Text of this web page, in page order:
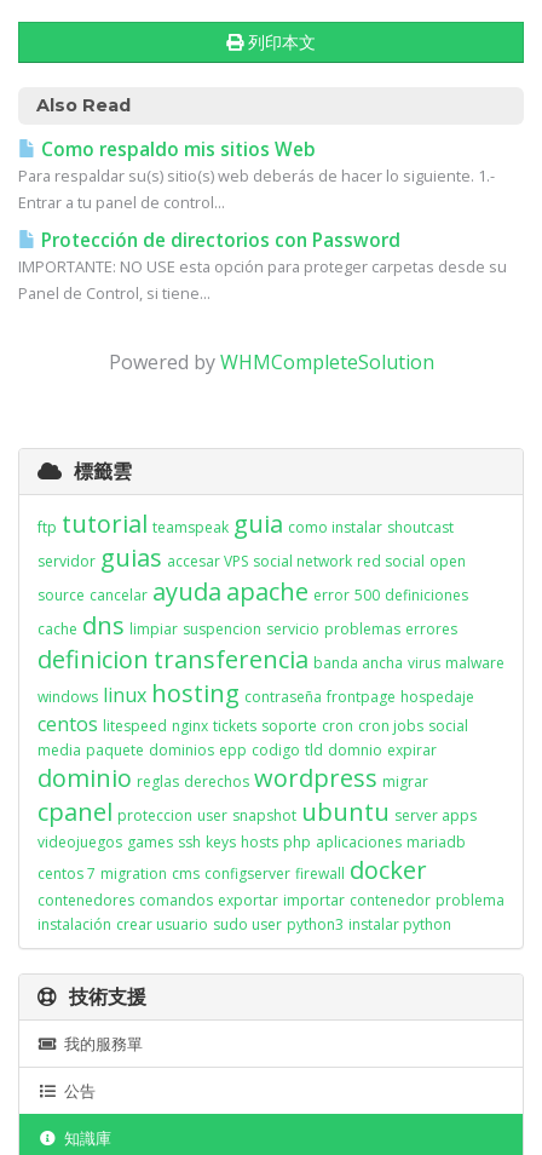
列印本文
Also Read
Como respaldo mis sitios Web
Para respaldar su(s) sitio(s) web deberás de hacer lo siguiente. 1.-
Entrar a tu panel de control...
Protección de directorios con Password
IMPORTANTE: NO USE esta opción para proteger carpetas desde su
Panel de Control, si tiene...
Powered byWHMCompleteSolution
標籤雲
ftp tutorial teamspeak guia como instalar shoutcast
servidor guias accesar VPS social network red social open
source cancelar ayuda apache error 500 definiciones
cache dns limpiar suspencion servicio problemas errores
definicion transferencia banda ancha virus malware
windows linux hosting contraseña frontpage hospedaje
centos litespeed nginx tickets soporte cron cron jobs social
media paquete dominios epp codigo tld domnio expirar
dominio reglas derechos wordpress migrar
cpanel proteccion user snapshot ubuntu server apps
videojuegos games ssh keys hosts php aplicaciones mariadb
centos 7 migration cms configserver firewall docker
contenedores comandos exportar importar contenedor problema
instalación crear usuario sudo user python3 instalar python
技術支援
我的服務單
公告
知識庫